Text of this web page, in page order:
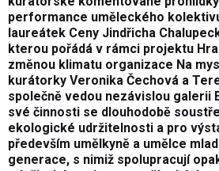
performance uměleckého
laureátek Ceny Jindřicha
kterou pořádá v rámci projektu
změnou klimatu organizace Na
kurátorky Veronika Čechová a
společně vedou nezávislou galerii
své činnosti se dlouhodobě
ekologické udržitelnosti a pro
především umělkyně a umělce
generace, s nimiž spolupracují